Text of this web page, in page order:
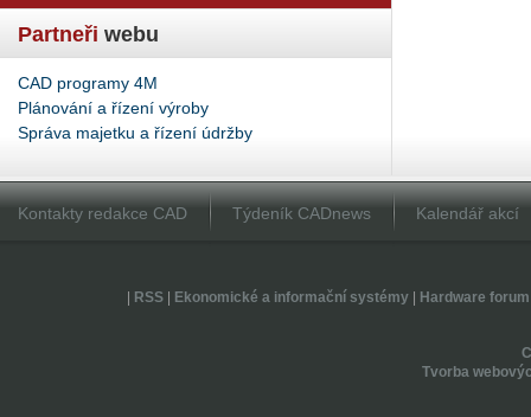
Partneři webu
CAD programy 4M
Plánování a řízení výroby
Správa majetku a řízení údržby
Kontakty redakce CAD Týdeník CADnews Kalendář akcí
RSS| Ekonomické a informační systémy| Hardware forum
Tvorba